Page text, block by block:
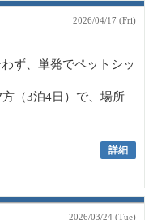
2026/04/17 (Fri)
ず、単発でペットシッ
（3泊4日）で、場所
詳細
2026/03/24 (Tue)